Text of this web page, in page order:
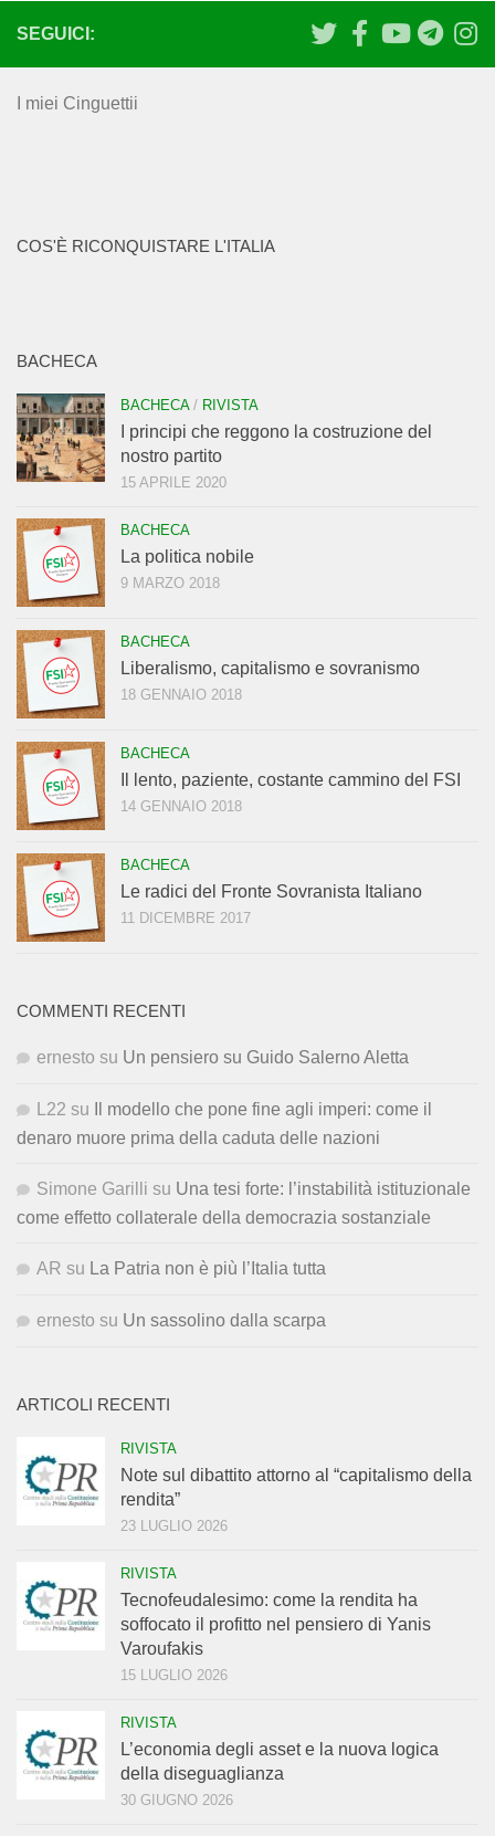
SEGUICI:
I miei Cinguettii
COS'È RICONQUISTARE L'ITALIA
BACHECA
BACHECA/ RIVISTA
I principi che reggono la costruzione del
nostro partito
15 APRILE 2020
BACHECA
La politica nobile
9 MARZO 2018
BACHECA
Liberalismo, capitalismo e sovranismo
18 GENNAIO 2018
BACHECA
Il lento, paziente, costante cammino del FSI
14 GENNAIO 2018
BACHECA
Le radici del Fronte Sovranista Italiano
11 DICEMBRE 2017
COMMENTI RECENTI
ernesto su Un pensiero su Guido Salerno Aletta
L22 su
Il modello che pone fine agli imperi: come il
denaro muore prima della caduta delle nazioni
Simone Garilli su Una tesi forte: l’instabilità istituzionale
come effetto collaterale della democrazia sostanziale
AR su La Patria non è più l’Italia tutta
ernesto su Un sassolino dalla scarpa
ARTICOLI RECENTI
RIVISTA
Note sul dibattito attorno al “capitalismo della
rendita”
23 LUGLIO 2026
RIVISTA
Tecnofeudalesimo: come la rendita ha
soffocato il profitto nel pensiero di Yanis
Varoufakis
15 LUGLIO 2026
RIVISTA
L’economia degli asset e la nuova logica
della diseguaglianza
30 GIUGNO 2026